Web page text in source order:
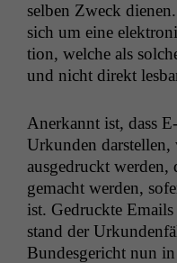
sel­ben Zweck
sich um eine
tion, welche als
und nicht direkt
Anerkan­nt ist, dass
Urkun­den
aus­ge­druckt wer­den,
gemacht wer­den,
ist. Gedruck­te
stand der
Bun­des­gericht nun